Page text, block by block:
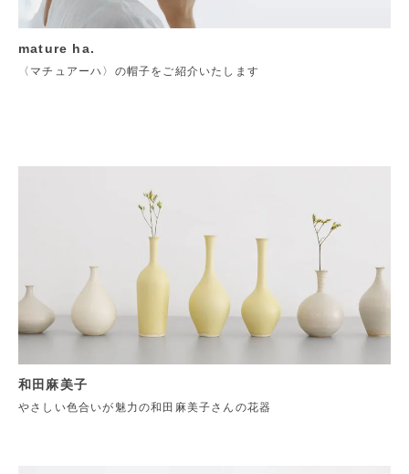
mature ha.
〈マチュアーハ〉の帽子をご紹介いたします
和田麻美子
やさしい色合いが魅力の和田麻美子さんの花器